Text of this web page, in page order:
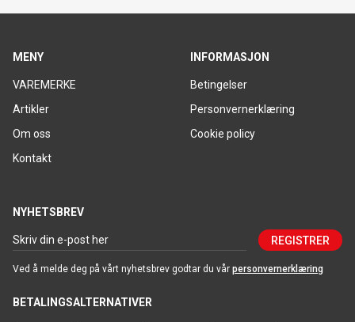
MENY
VAREMERKE
Artikler
Om oss
Kontakt
INFORMASJON
Betingelser
Personvernerklæring
Cookie policy
NYHETSBREV
REGISTRER
Ved å melde deg på vårt nyhetsbrev godtar du vår personvernerklæring
BETALINGSALTERNATIVER